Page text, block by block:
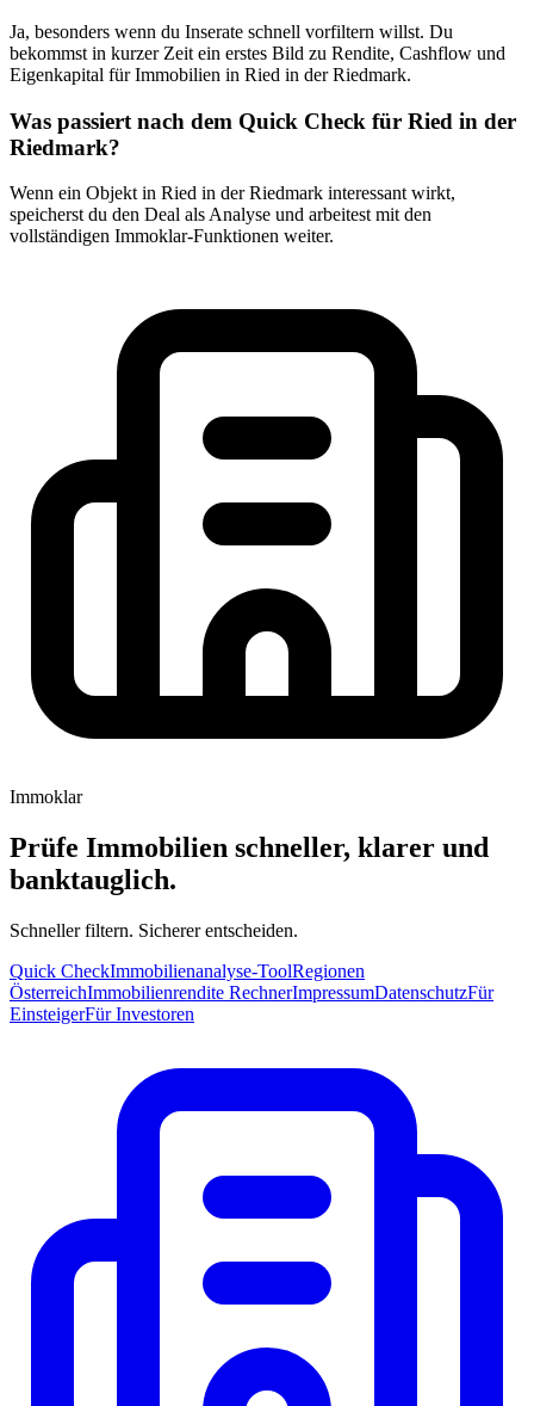
Ja, besonders wenn du Inserate schnell vorfiltern willst. Du
bekommst in kurzer Zeit ein erstes Bild zu Rendite, Cashflow und
Eigenkapital für Immobilien in Ried in der Riedmark.
Was passiert nach dem Quick Check für Ried in der
Riedmark?
Wenn ein Objekt in Ried in der Riedmark interessant wirkt,
speicherst du den Deal als Analyse und arbeitest mit den
vollständigen Immoklar-Funktionen weiter.
Immoklar
Prüfe Immobilien schneller, klarer und
banktauglich.
Schneller filtern. Sicherer entscheiden.
Quick CheckImmobilienanalyse-ToolRegionen
ÖsterreichImmobilienrendite RechnerImpressumDatenschutzFür
EinsteigerFür Investoren